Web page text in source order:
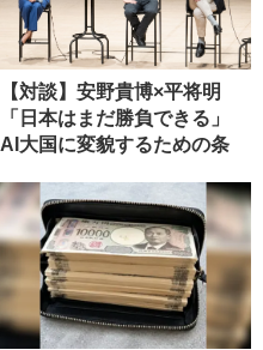
【対談】安野貴博×平将明
「日本はまだ勝負できる」
AI大国に変貌するための条